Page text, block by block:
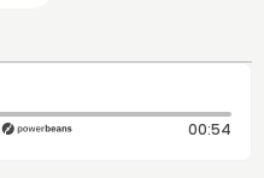
0 segundos 00:54